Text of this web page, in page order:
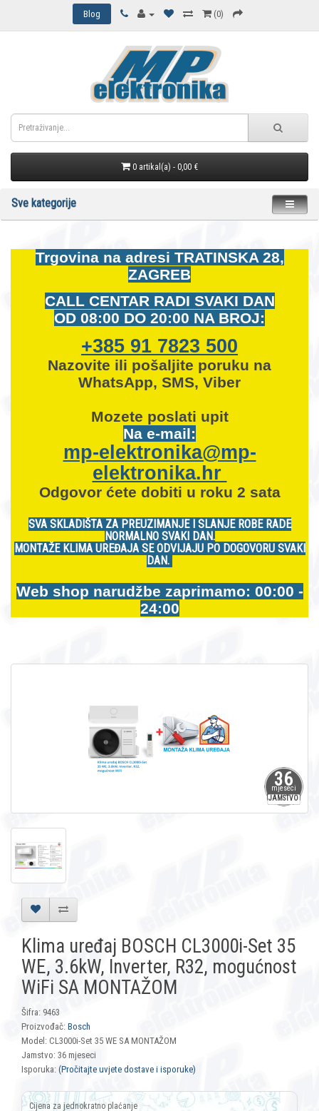
Blog (0)
0 artikal(a) - 0,00 €
Sve kategorije
Trgovina na adresi TRATINSKA 28,
ZAGREB
CALL CENTAR RADI SVAKI DAN
OD 08:00 DO 20:00 NA BROJ:
+385 91 7823 500
Nazovite ili pošaljite poruku na
WhatsApp, SMS, Viber
Mozete poslati upit
Na e-mail:
mp-elektronika@mp-
elektronika.hr
Odgovor ćete dobiti u roku 2 sata
SVA SKLADIŠTA ZA PREUZIMANJE I SLANJE ROBE RADE
NORMALNO SVAKI DAN.
MONTAŽE KLIMA UREĐAJA SE ODVIJAJU PO DOGOVORU SVAKI
DAN.
Web shop narudžbe zaprimamo: 00:00 -
24:00
36
mjeseci
JAMSTVO
Klima uređaj BOSCH CL3000i-Set 35
WE, 3.6kW, Inverter, R32, mogućnost
WiFi SA MONTAŽOM
Šifra: 9463
Proizvođač: Bosch
Model: CL3000i-Set 35 WE SA MONTAŽOM
Jamstvo: 36 mjeseci
Isporuka: (Pročitajte uvjete dostave i isporuke)